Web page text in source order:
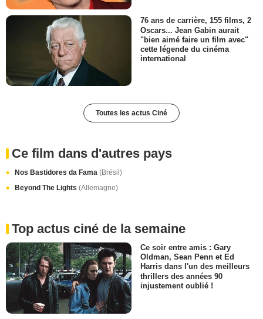
76 ans de carrière, 155 films, 2
Oscars... Jean Gabin aurait
"bien aimé faire un film avec"
cette légende du cinéma
international
Toutes les actus Ciné
Ce film dans d'autres pays
Nos Bastidores da Fama (Brésil)
Beyond The Lights (Allemagne)
Top actus ciné de la semaine
Ce soir entre amis : Gary
Oldman, Sean Penn et Ed
Harris dans l'un des meilleurs
thrillers des années 90
injustement oublié !